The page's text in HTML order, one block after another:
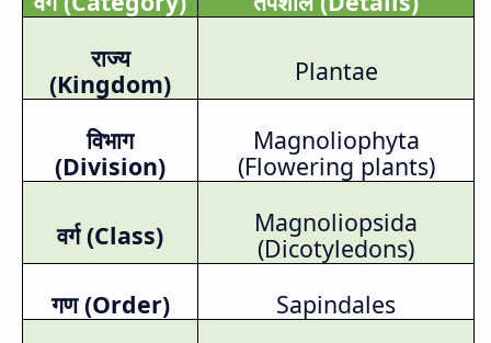
राज्य
(Kingdom) Plantae
विभाग
(Division)
Magnoliophyta
(Flowering plants)
वर्ग (Class)
Magnoliopsida
(Dicotyledons)
गण (Order)
Sapindales